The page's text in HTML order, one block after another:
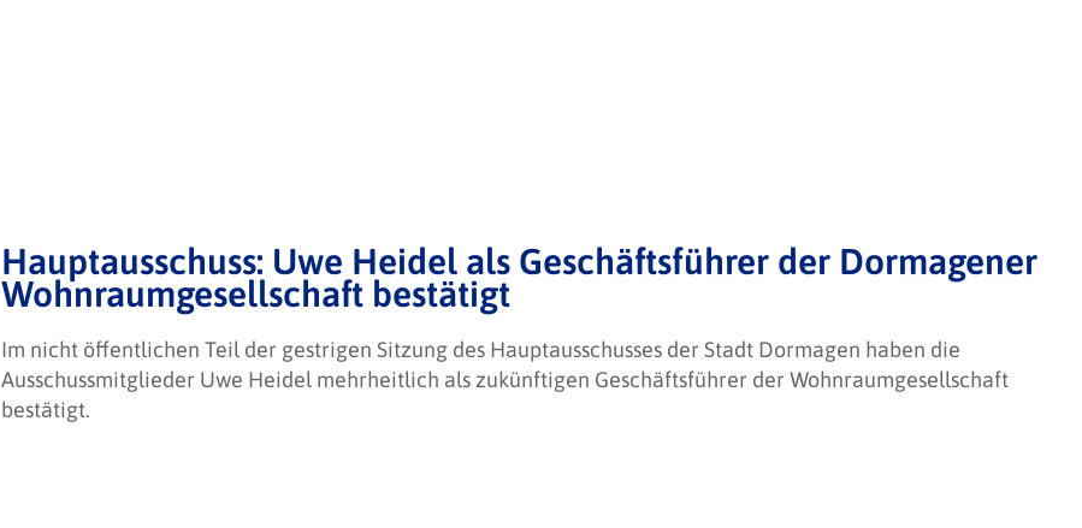
Hauptausschuss: Uwe Heidel als Geschäftsführer der Dormagener
Wohnraumgesellschaft bestätigt
Im nicht öffentlichen Teil der gestrigen Sitzung des Hauptausschusses der Stadt Dormagen haben die
Ausschussmitglieder Uwe Heidel mehrheitlich als zukünftigen Geschäftsführer der Wohnraumgesellschaft
bestätigt.